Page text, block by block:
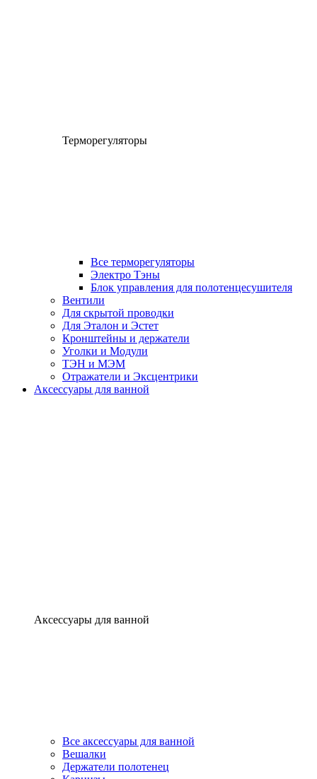
Терморегуляторы
Все терморегуляторы
Электро Тэны
Блок управления для полотенцесушителя
Вентили
Для скрытой проводки
Для Эталон и Эстет
Кронштейны и держатели
Уголки и Модули
ТЭН и МЭМ
Отражатели и Эксцентрики
Аксессуары для ванной
Аксессуары для ванной
Все аксессуары для ванной
Вешалки
Держатели полотенец